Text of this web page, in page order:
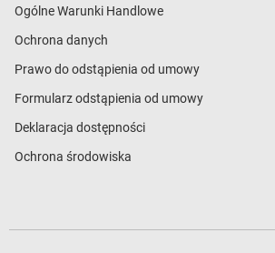
Ogólne Warunki Handlowe
Ochrona danych
Prawo do odstąpienia od umowy
Formularz odstąpienia od umowy
Deklaracja dostępności
Ochrona środowiska